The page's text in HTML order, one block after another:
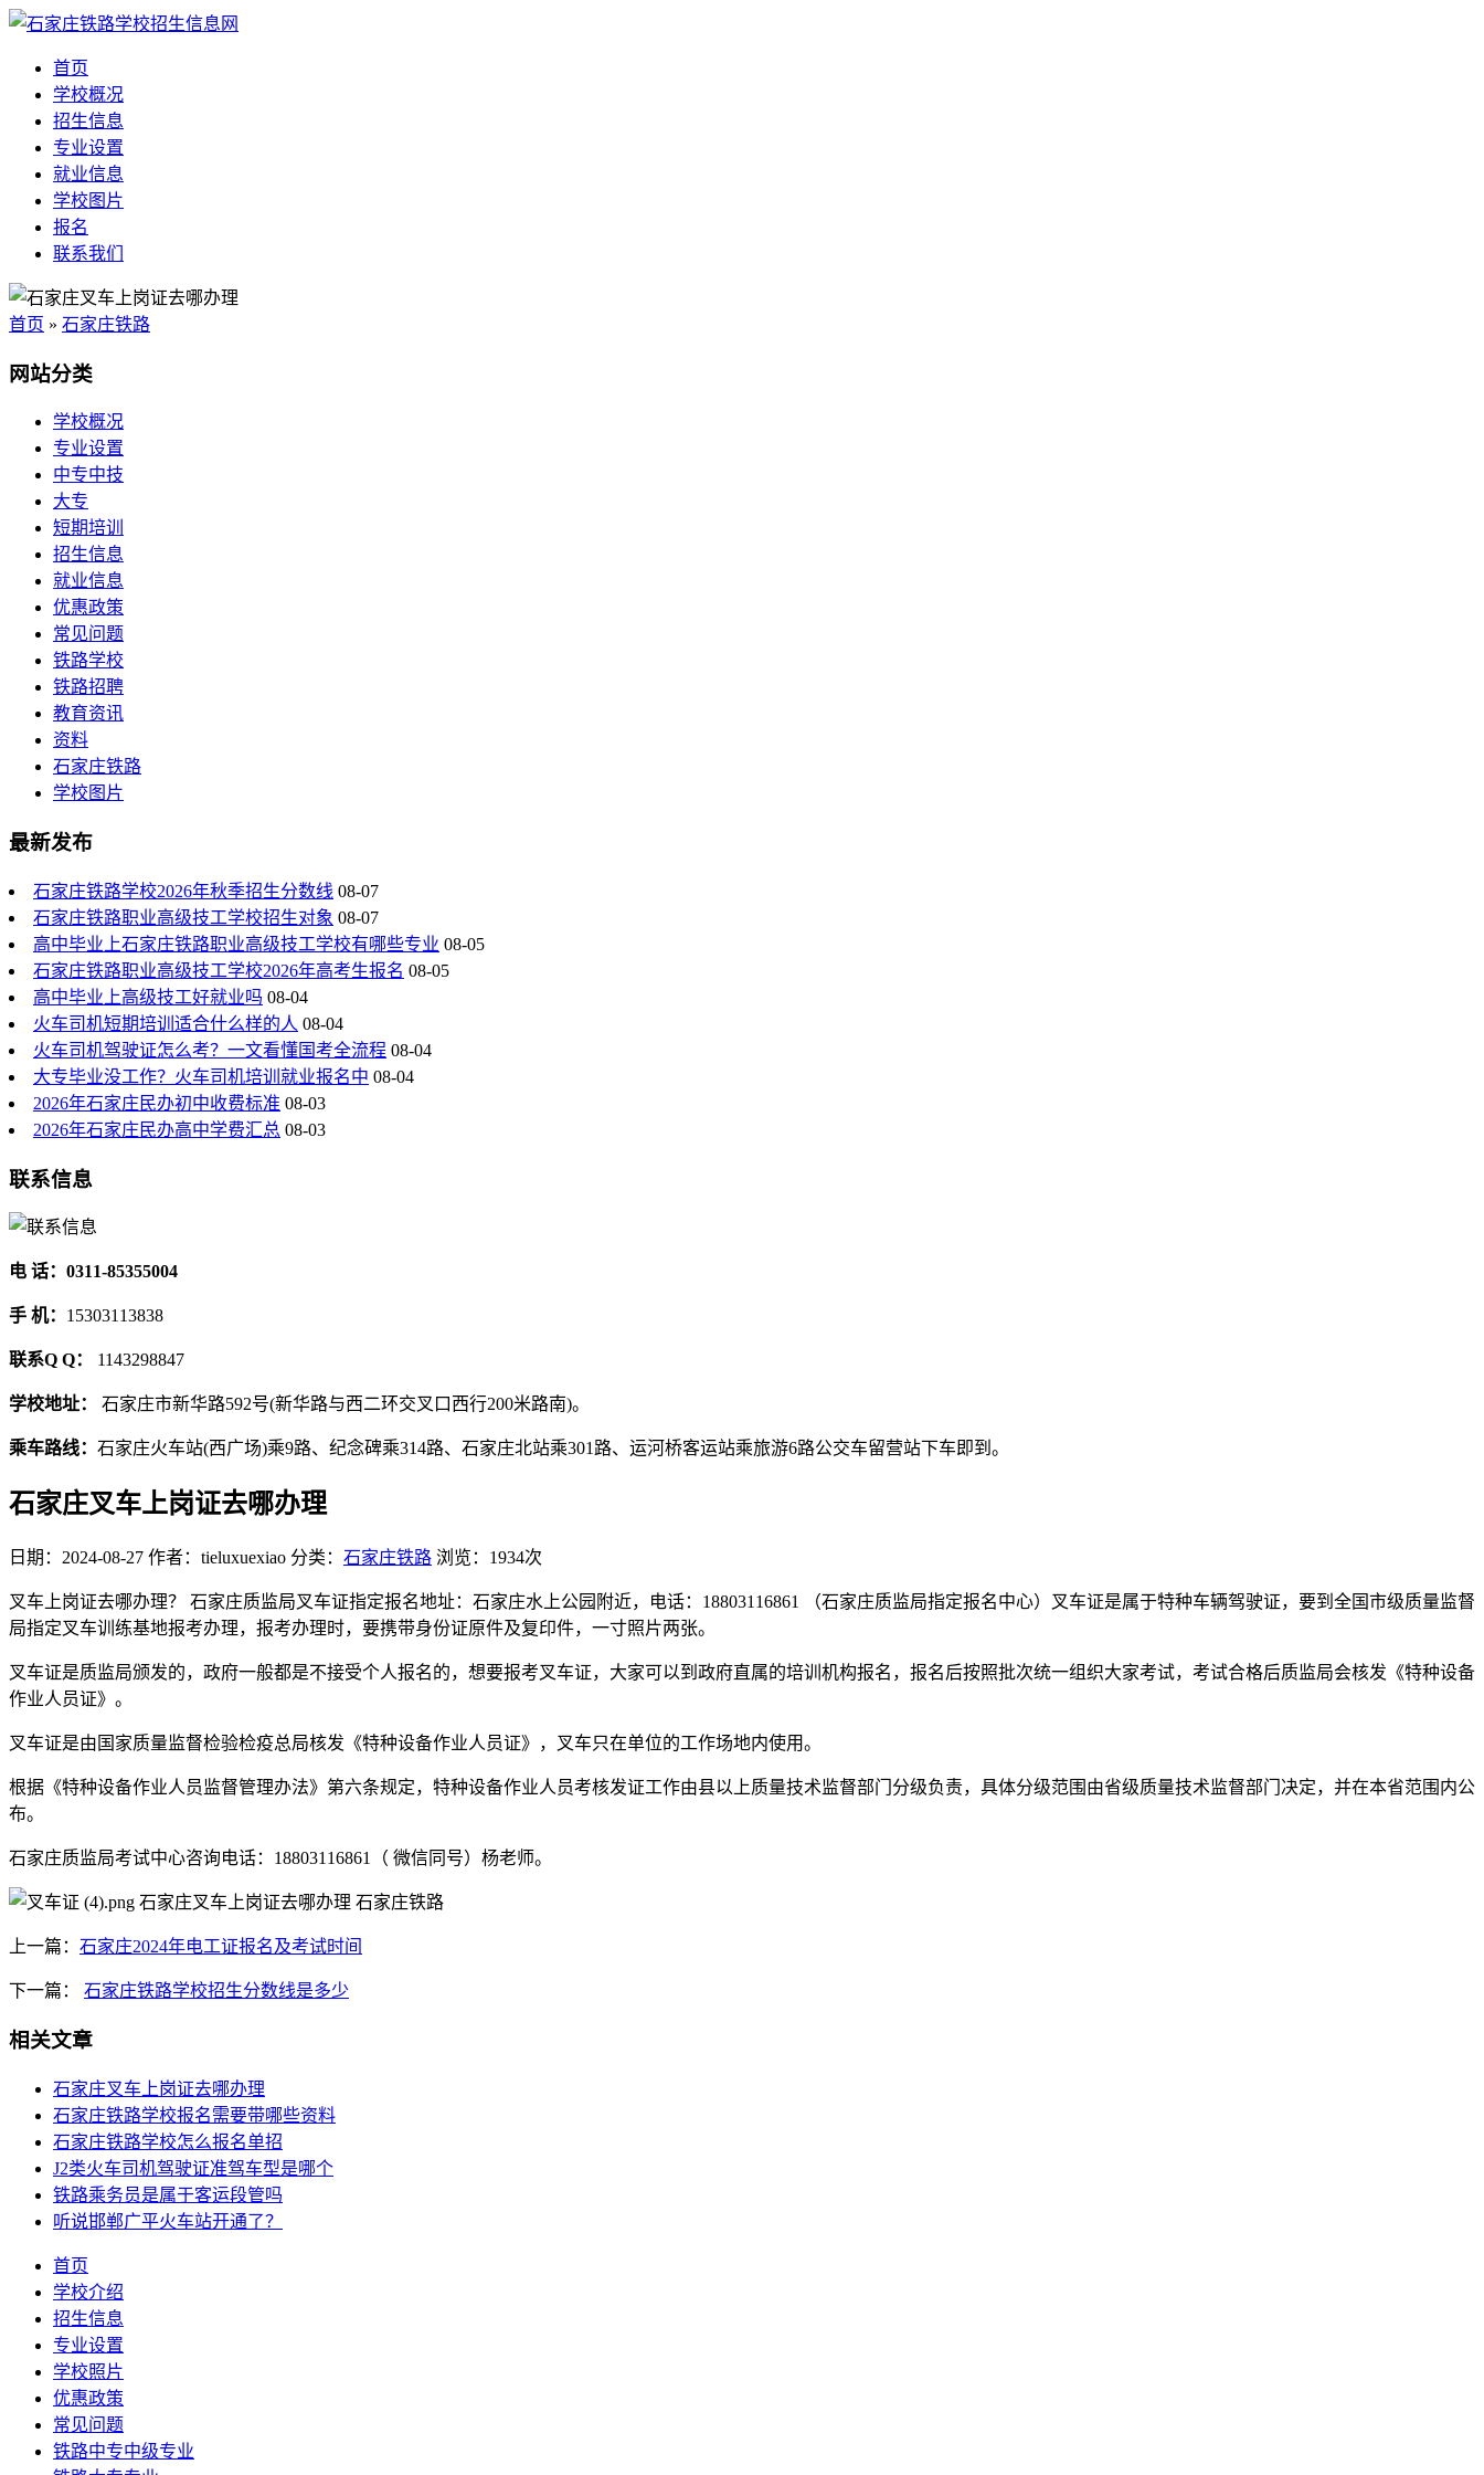
首页
学校概况
招生信息
专业设置
就业信息
学校图片
报名
联系我们
首页 » 石家庄铁路
网站分类
学校概况
专业设置
中专中技
大专
短期培训
招生信息
就业信息
优惠政策
常见问题
铁路学校
铁路招聘
教育资讯
资料
石家庄铁路
学校图片
最新发布
石家庄铁路学校2026年秋季招生分数线 08-07
石家庄铁路职业高级技工学校招生对象 08-07
高中毕业上石家庄铁路职业高级技工学校有哪些专业 08-05
石家庄铁路职业高级技工学校2026年高考生报名 08-05
高中毕业上高级技工好就业吗 08-04
火车司机短期培训适合什么样的人 08-04
火车司机驾驶证怎么考？一文看懂国考全流程 08-04
大专毕业没工作？火车司机培训就业报名中 08-04
2026年石家庄民办初中收费标准 08-03
2026年石家庄民办高中学费汇总 08-03
联系信息
电 话：0311-85355004
手 机： 15303113838
联系Q Q： 1143298847
学校地址： 石家庄市新华路592号(新华路与西二环交叉口西行200米路南)。
乘车路线： 石家庄火车站(西广场)乘9路、纪念碑乘314路、石家庄北站乘301路、运河桥客运站乘旅游6路公交车留营站下车即到。
石家庄叉车上岗证去哪办理
日期：2024-08-27 作者：tieluxuexiao 分类： 石家庄铁路 浏览：1934次
叉车上岗证去哪办理？ 石家庄质监局叉车证指定报名地址：石家庄水上公园附近，电话：18803116861 （石家庄质监局指定报名中心）叉车证是属于特种车辆驾驶证，要到全国市级质量监督
局指定叉车训练基地报考办理，报考办理时，要携带身份证原件及复印件，一寸照片两张。
叉车证是质监局颁发的，政府一般都是不接受个人报名的，想要报考叉车证，大家可以到政府直属的培训机构报名，报名后按照批次统一组织大家考试，考试合格后质监局会核发《特种设备
作业人员证》。
叉车证是由国家质量监督检验检疫总局核发《特种设备作业人员证》，叉车只在单位的工作场地内使用。
根据《特种设备作业人员监督管理办法》第六条规定，特种设备作业人员考核发证工作由县以上质量技术监督部门分级负责，具体分级范围由省级质量技术监督部门决定，并在本省范围内公
布。
石家庄质监局考试中心咨询电话：18803116861（ 微信同号）杨老师。
上一篇： 石家庄2024年电工证报名及考试时间
下一篇： 石家庄铁路学校招生分数线是多少
相关文章
石家庄叉车上岗证去哪办理
石家庄铁路学校报名需要带哪些资料
石家庄铁路学校怎么报名单招
J2类火车司机驾驶证准驾车型是哪个
铁路乘务员是属于客运段管吗
听说邯郸广平火车站开通了？
首页
学校介绍
招生信息
专业设置
学校照片
优惠政策
常见问题
铁路中专中级专业